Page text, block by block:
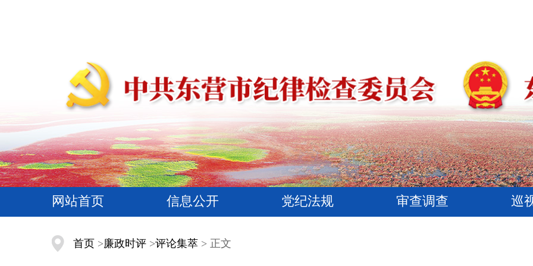
网站首页 信息公开 党纪法规 审查调查 巡
首页 >廉政时评 >评论集萃 > 正文